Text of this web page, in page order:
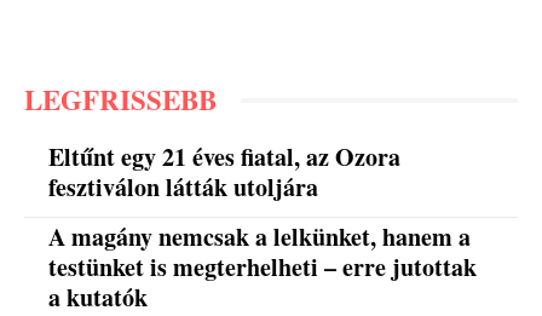
LEGFRISSEBB
Eltűnt egy 21 éves fiatal, az Ozora
fesztiválon látták utoljára
A magány nemcsak a lelkünket, hanem a
testünket is megterhelheti – erre jutottak
a kutatók